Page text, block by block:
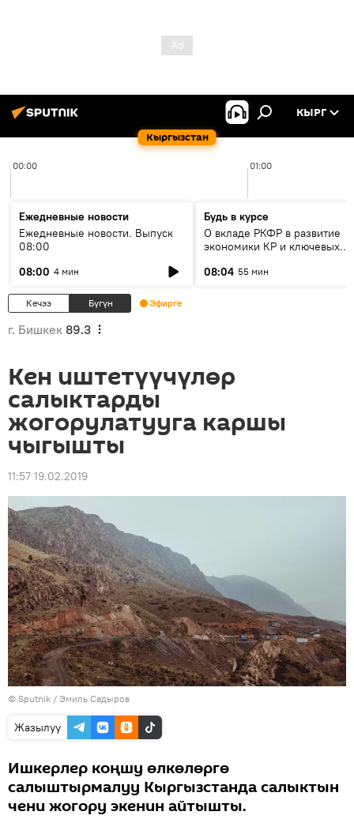
Кыргызстан
КЫРГ
00:00 01:00
Ежедневные новости
Ежедневные новости. Выпуск
08:00
08:00 4 мин
Будь в курсе
О вкладе РКФР в развитие
экономики КР и ключевых
08:04 55 мин
Кечээ Бүгүн Эфирге
г. Бишкек 89.3
Кен иштетүүчүлөр
салыктарды
жогорулатууга каршы
чыгышты
11:57 19.02.2019
© Sputnik / Эмиль Садыров
Жазылуу
Ишкерлер коңшу өлкөлөргө
салыштырмалуу Кыргызстанда салыктын
чени жогору экенин айтышты.